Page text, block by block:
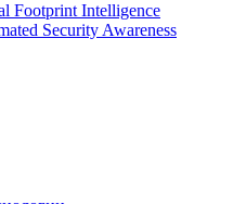
Footprint Intelligence
Security Awareness